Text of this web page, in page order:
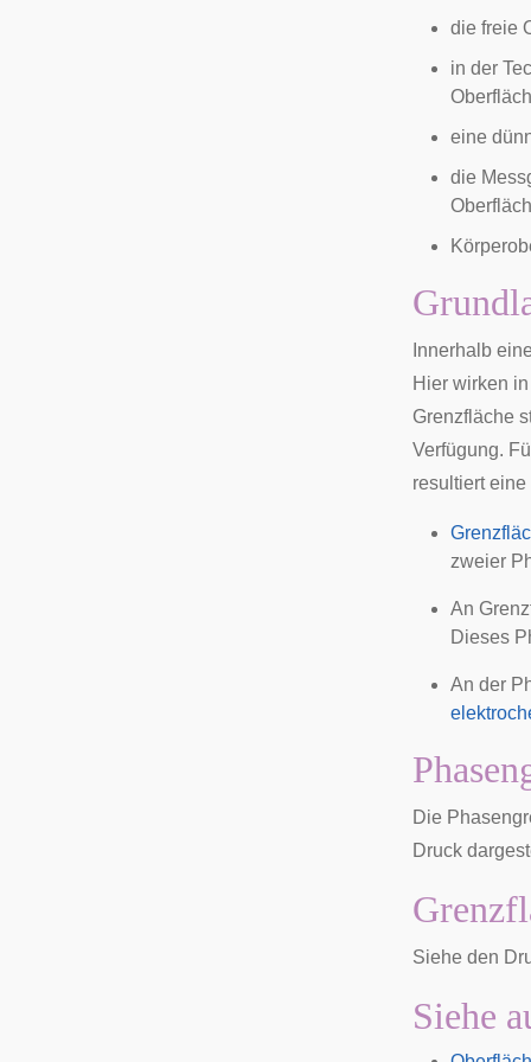
die freie
in der
eine
die
Innerhalb
Hier wirken
Grenzfläche
Verfügung.
resultiert eine
zweier
An
Dieses
An der
Die
Druck
Siehe den
Siehe